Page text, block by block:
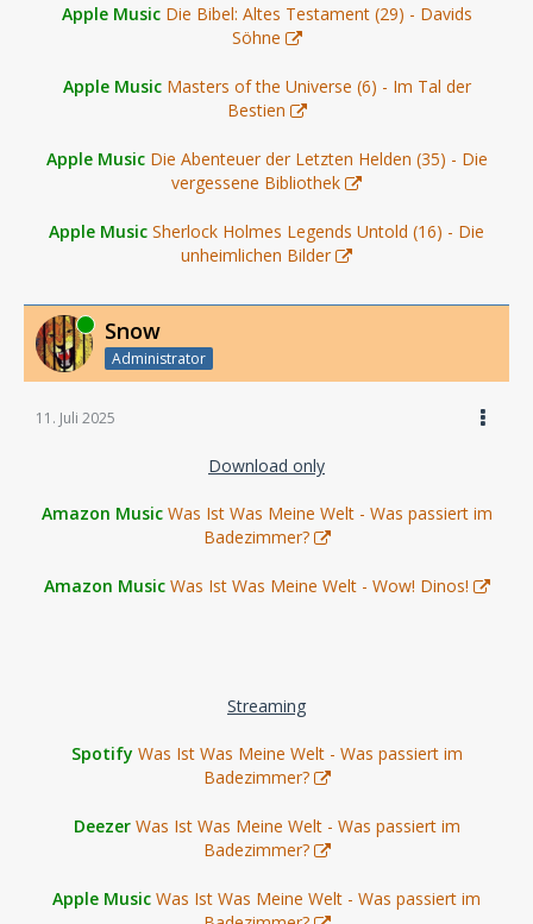
Apple Music Die Bibel: Altes Testament (29) - Davids
Söhne
Apple Music Masters of the Universe (6) - Im Tal der
Bestien
Apple Music Die Abenteuer der Letzten Helden (35) - Die
vergessene Bibliothek
Apple Music Sherlock Holmes Legends Untold (16) - Die
unheimlichen Bilder
Online Snow
Administrator
11. Juli 2025
Download only
Amazon Music Was Ist Was Meine Welt - Was passiert im
Badezimmer?
Amazon Music Was Ist Was Meine Welt - Wow! Dinos!
Streaming
Spotify Was Ist Was Meine Welt - Was passiert im
Badezimmer?
Deezer Was Ist Was Meine Welt - Was passiert im
Badezimmer?
Apple Music Was Ist Was Meine Welt - Was passiert im